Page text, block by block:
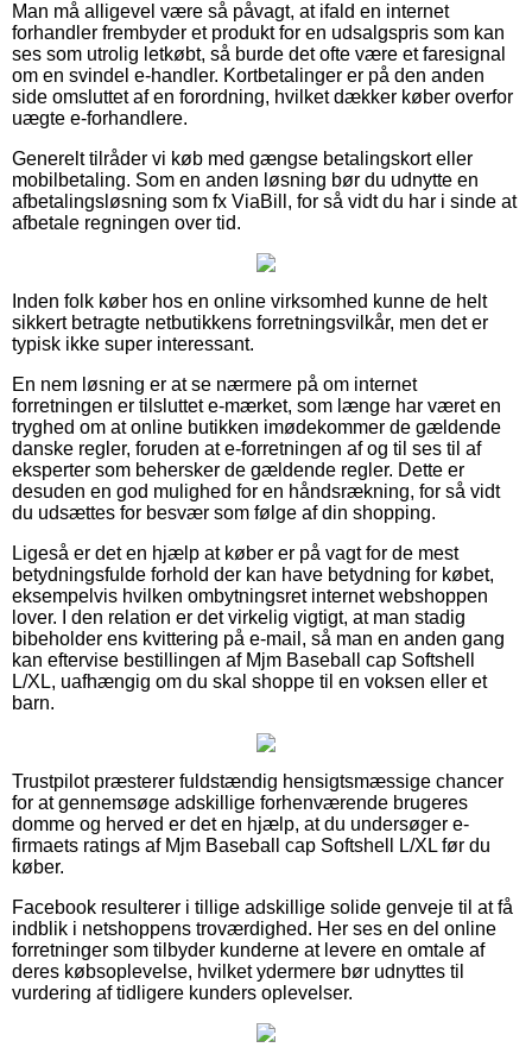
Man må alligevel være så påvagt, at ifald en internet
forhandler frembyder et produkt for en udsalgspris som kan
ses som utrolig letkøbt, så burde det ofte være et faresignal
om en svindel e-handler. Kortbetalinger er på den anden
side omsluttet af en forordning, hvilket dækker køber overfor
uægte e-forhandlere.
Generelt tilråder vi køb med gængse betalingskort eller
mobilbetaling. Som en anden løsning bør du udnytte en
afbetalingsløsning som fx ViaBill, for så vidt du har i sinde at
afbetale regningen over tid.
Inden folk køber hos en online virksomhed kunne de helt
sikkert betragte netbutikkens forretningsvilkår, men det er
typisk ikke super interessant.
En nem løsning er at se nærmere på om internet
forretningen er tilsluttet e-mærket, som længe har været en
tryghed om at online butikken imødekommer de gældende
danske regler, foruden at e-forretningen af og til ses til af
eksperter som behersker de gældende regler. Dette er
desuden en god mulighed for en håndsrækning, for så vidt
du udsættes for besvær som følge af din shopping.
Ligeså er det en hjælp at køber er på vagt for de mest
betydningsfulde forhold der kan have betydning for købet,
eksempelvis hvilken ombytningsret internet webshoppen
lover. I den relation er det virkelig vigtigt, at man stadig
bibeholder ens kvittering på e-mail, så man en anden gang
kan eftervise bestillingen af Mjm Baseball cap Softshell
L/XL, uafhængig om du skal shoppe til en voksen eller et
barn.
Trustpilot præsterer fuldstændig hensigtsmæssige chancer
for at gennemsøge adskillige forhenværende brugeres
domme og herved er det en hjælp, at du undersøger e-
firmaets ratings af Mjm Baseball cap Softshell L/XL før du
køber.
Facebook resulterer i tillige adskillige solide genveje til at få
indblik i netshoppens troværdighed. Her ses en del online
forretninger som tilbyder kunderne at levere en omtale af
deres købsoplevelse, hvilket ydermere bør udnyttes til
vurdering af tidligere kunders oplevelser.